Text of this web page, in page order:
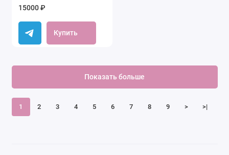
15000 ₽
Купить
1 2 3 4 5 6 7 8 9 > >|
Показать больше